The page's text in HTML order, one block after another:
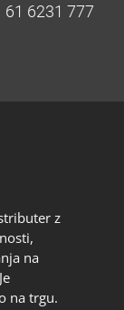
61 6231 777
z
na
na trgu.